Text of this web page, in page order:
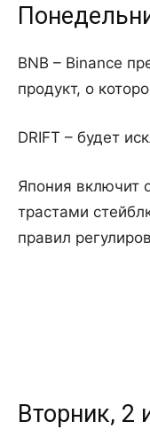
BNB – Binance
продукт, о
DRIFT – будет
Япония включит
трастами
правил
Вторник, 2